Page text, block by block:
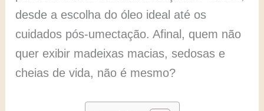
desde a escolha do óleo ideal até os
cuidados pós-umectação. Afinal, quem não
quer exibir madeixas macias, sedosas e
cheias de vida, não é mesmo?